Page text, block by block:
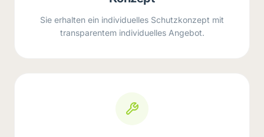
Sie erhalten ein individuelles Schutzkonzept mit
transparentem individuelles Angebot.